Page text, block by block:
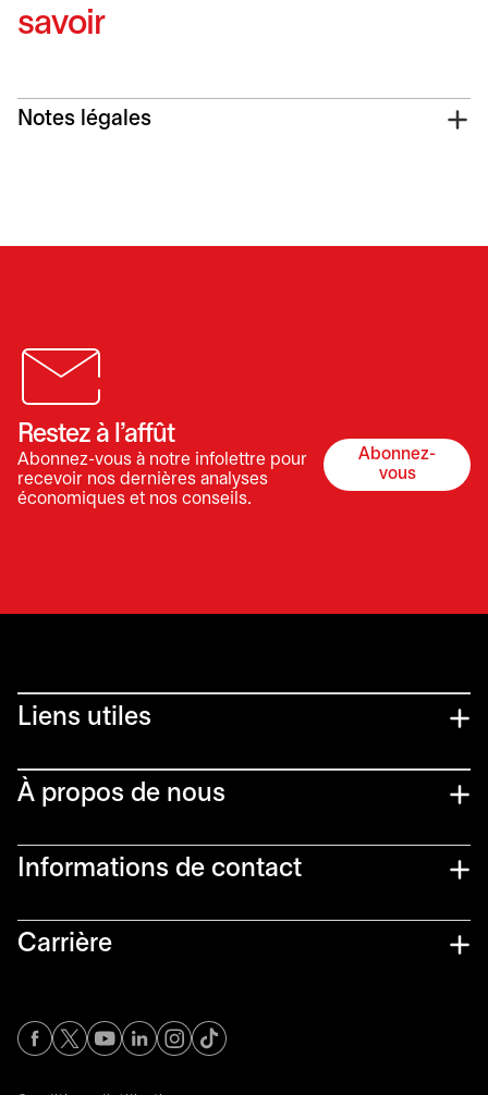
savoir
Notes légales
Restez à l’affût
Abonnez-vous à notre infolettre pour
recevoir nos dernières analyses
économiques et nos conseils.
Abonnez-
vous
s’ouvre
Liens utiles​
À propos de nous
Informations de contact​
Carrière
s’ouvre dans un nouvel onglet
s’ouvre dans un nouvel onglet
s’ouvre dans un nouvel onglet
s’ouvre dans un nouvel onglet
s’ouvre dans un nouvel onglet